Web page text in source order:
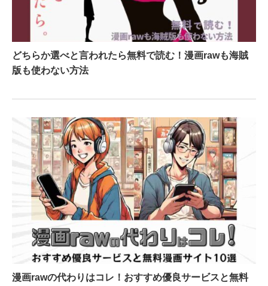
どちらか選べと言われたら無料で読む！漫画rawも海賊
版も使わない方法
漫画rawの代わりはコレ！おすすめ優良サービスと無料